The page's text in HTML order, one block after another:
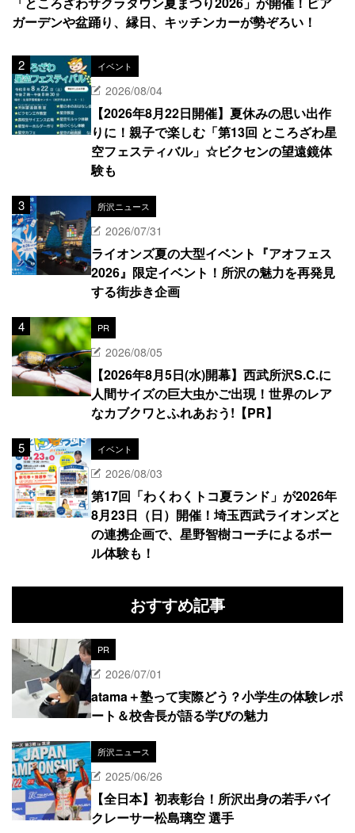
ガーデンや盆踊り、縁日、キッチンカーが勢ぞろい！
イベント
2026/08/04
【2026年8月22日開催】夏休みの思い出作
りに！親子で楽しむ「第13回 ところざわ星
空フェスティバル」☆ビクセンの望遠鏡体
験も
所沢ニュース
2026/07/31
ライオンズ夏の大型イベント『アオフェス
2026』限定イベント！所沢の魅力を再発見
する街歩き企画
PR
2026/08/05
【2026年8月5日(水)開幕】西武所沢S.C.に
人間サイズの巨大虫かご出現！世界のレア
なカブクワとふれあおう!【PR】
イベント
2026/08/03
第17回「わくわくトコ夏ランド」が2026年
8月23日（日）開催！埼玉西武ライオンズと
の連携企画で、星野智樹コーチによるボー
ル体験も！
おすすめ記事
PR
2026/07/01
atama＋塾って実際どう？小学生の体験レポ
ート＆校舎長が語る学びの魅力
所沢ニュース
2025/06/26
【全日本】初表彰台！所沢出身の若手バイ
クレーサー松島璃空 選手